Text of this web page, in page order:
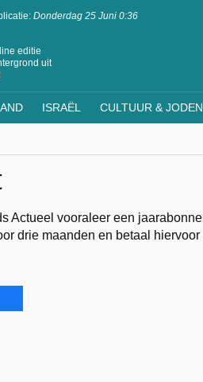
Donderdag 25 Juni 0:36
editie
uit
ISRAËL CULTUUR &
Actueel vooraleer een
drie maanden en betaal hiervoor